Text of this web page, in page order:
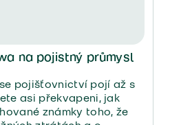
na pojistný průmysl
pojišťovnictví pojí až s
asi překvapeni, jak
známky toho, že